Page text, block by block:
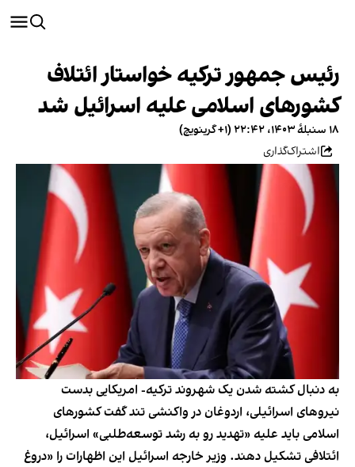
رئیس جمهور ترکیه خواستار ائتلاف
کشورهای اسلامی علیه اسرائیل شد
۱۸ سنبلهٔ ۱۴۰۳، ۲۲:۴۲ (‎+۱ گرینویچ)
اشتراک‌گذاری
به دنبال کشته شدن یک شهروند ترکیه- امریکایی بدست
نیروهای اسرائیلی، اردوغان در واکنشی تند گفت کشورهای
اسلامی باید علیه «تهدید رو به رشد توسعه‌طلبی» اسرائیل،
ائتلافی تشکیل دهند. وزیر خارجه اسرائیل این اظهارات را «دروغ